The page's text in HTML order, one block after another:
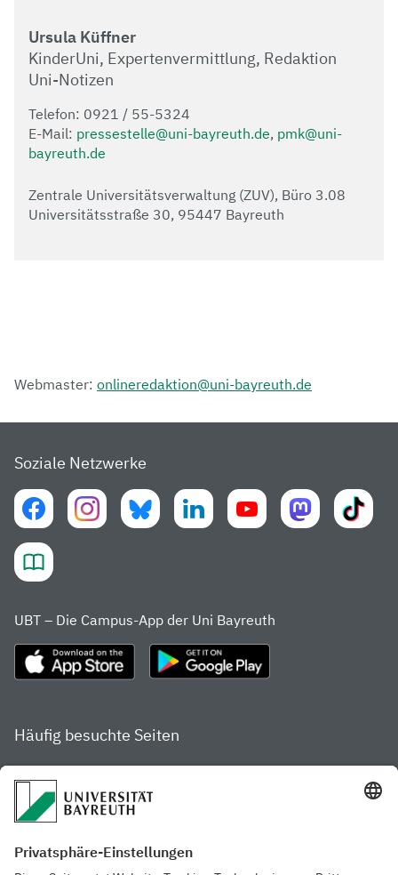
Ursula Küffner
KinderUni, Expertenvermittlung, Redaktion
Uni-Notizen
Telefon: 0921 / 55-5324
E-Mail: pressestelle@uni-bayreuth.de, pmk@uni-
bayreuth.de
Zentrale Universitätsverwaltung (ZUV), Büro 3.08
Universitätsstraße 30, 95447 Bayreuth
Webmaster: onlineredaktion@uni-bayreuth.de
Soziale Netzwerke
UBT – Die Campus-App der Uni Bayreuth
Häufig besuchte Seiten
Studienportal
Gamechanger Campus
Aktuelle
Pressemitteilungen
Studiengangsfinder
Services & Beratung für